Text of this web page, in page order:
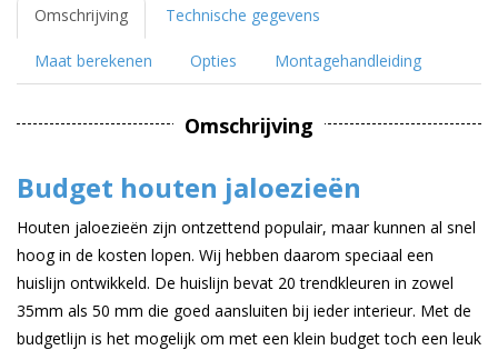
Omschrijving Technische gegevens
Maat berekenen Opties Montagehandleiding
Omschrijving
Budget houten jaloezieën
Houten jaloezieën zijn ontzettend populair, maar kunnen al snel
hoog in de kosten lopen. Wij hebben daarom speciaal een
huislijn ontwikkeld. De huislijn bevat 20 trendkleuren in zowel
35mm als 50 mm die goed aansluiten bij ieder interieur. Met de
budgetlijn is het mogelijk om met een klein budget toch een leuk